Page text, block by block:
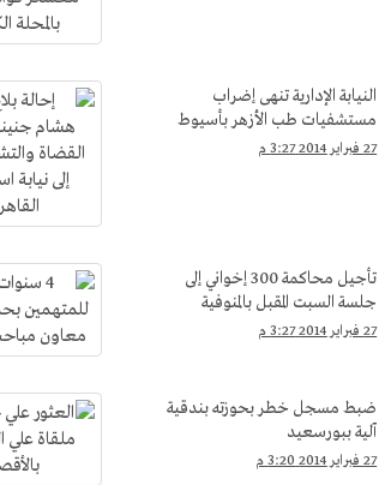
النيابة الإدارية تنهى إضراب
مستشفيات طب الأزهر بأسيوط
27 فبراير 2014 3:27 م
تأجيل محاكمة 300 إخواني إلى
جلسة السبت المقبل بالمنوفية
27 فبراير 2014 3:27 م
ضبط مسجل خطر بحوزته بندقية
آلية ببورسعيد
27 فبراير 2014 3:20 م